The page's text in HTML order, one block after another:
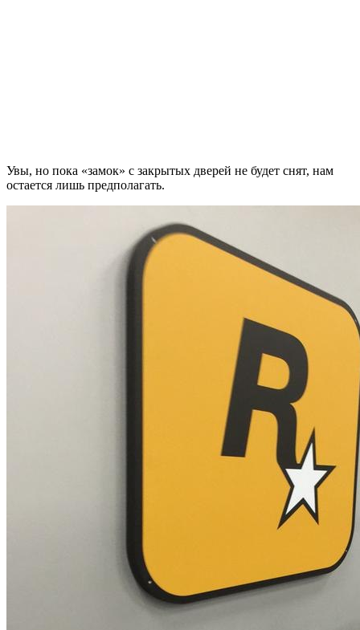
Увы, но пока «замок» с закрытых дверей не будет снят, нам
остается лишь предполагать.